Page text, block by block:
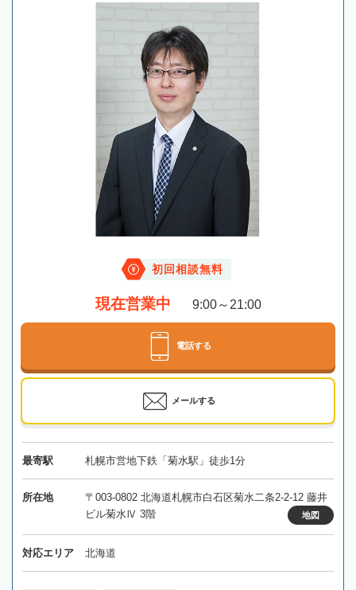
初回相談無料
現在営業中 9:00～21:00
電話する
メールする
最寄駅 札幌市営地下鉄「菊水駅」徒歩1分
所在地
〒003-0802 北海道札幌市白石区菊水二条2-2-12 藤井
ビル菊水Ⅳ 3階
地図
対応エリア 北海道